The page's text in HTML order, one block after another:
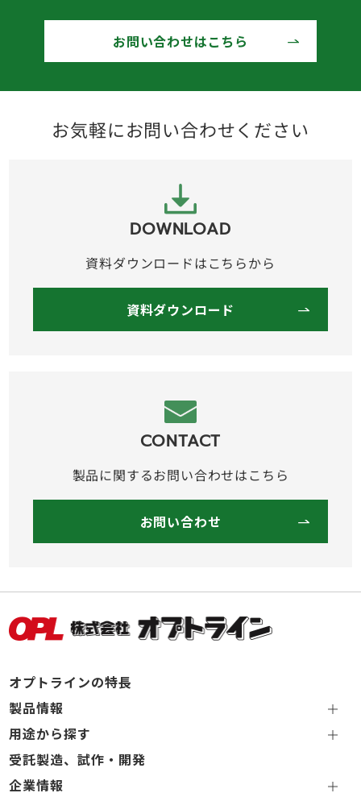
お問い合わせはこちら
お気軽にお問い合わせください
DOWNLOAD
資料ダウンロードはこちらから
資料ダウンロード
CONTACT
製品に関するお問い合わせはこちら
お問い合わせ
オプトラインの特長
製品情報
用途から探す
受託製造、試作・開発
企業情報